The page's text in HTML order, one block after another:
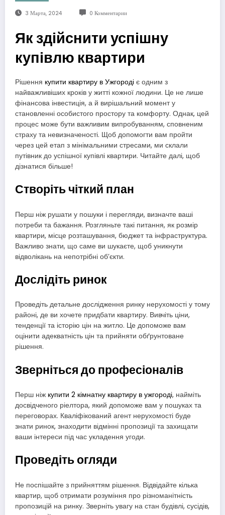
3 Марта, 2024 0 Комментарии
Як здійснити успішну
купівлю квартири
Рішення купити квартиру в Ужгороді є одним з
найважливіших кроків у житті кожної людини. Це не лише
фінансова інвестиція, а й вирішальний момент у
становленні особистого простору та комфорту. Однак, цей
процес може бути важливим випробуванням, сповненим
страху та невизначеності. Щоб допомогти вам пройти
через цей етап з мінімальними стресами, ми склали
путівник до успішної купівлі квартири. Читайте далі, щоб
дізнатися більше!
Створіть чіткий план
Перш ніж рушати у пошуки і перегляди, визначте ваші
потреби та бажання. Розгляньте такі питання, як розмір
квартири, місце розташування, бюджет та інфраструктура.
Важливо знати, що саме ви шукаєте, щоб уникнути
відволікань на непотрібні об’єкти.
Дослідіть ринок
Проведіть детальне дослідження ринку нерухомості у тому
районі, де ви хочете придбати квартиру. Вивчіть ціни,
тенденції та історію цін на житло. Це допоможе вам
оцінити адекватність цін та прийняти обґрунтоване
рішення.
Зверніться до професіоналів
Перш ніж купити 2 кімнатну квартиру в ужгороді, найміть
досвідченого ріелтора, який допоможе вам у пошуках та
переговорах. Кваліфікований агент нерухомості буде
знати ринок, знаходити відмінні пропозиції та захищати
ваши інтереси під час укладення угоди.
Проведіть огляди
Не поспішайте з прийняттям рішення. Відвідайте кілька
квартир, щоб отримати розуміння про різноманітність
пропозицій на ринку. Зверніть увагу на стан будівлі, сусідів,